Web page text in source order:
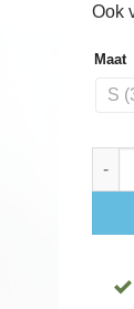
Ook
Maat
S